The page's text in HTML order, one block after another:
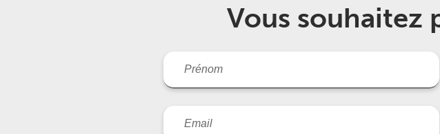
Vous souhaitez